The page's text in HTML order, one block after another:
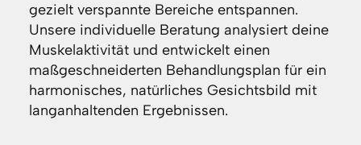
gezielt verspannte Bereiche entspannen.
Unsere individuelle Beratung analysiert deine
Muskelaktivität und entwickelt einen
maßgeschneiderten Behandlungsplan für ein
harmonisches, natürliches Gesichtsbild mit
langanhaltenden Ergebnissen.